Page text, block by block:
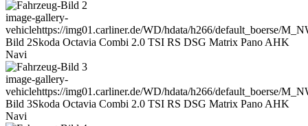
image-gallery-
vehiclehttps://img01.carliner.de/WD/hdata/h266/default_boerse/
Bild 2Skoda Octavia Combi 2.0 TSI RS DSG Matrix Pano AHK
Navi
image-gallery-
vehiclehttps://img01.carliner.de/WD/hdata/h266/default_boerse/
Bild 3Skoda Octavia Combi 2.0 TSI RS DSG Matrix Pano AHK
Navi